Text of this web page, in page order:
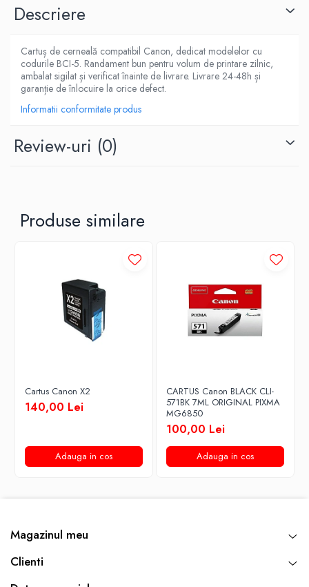
Descriere
Cartuș de cerneală compatibil Canon, dedicat modelelor cu
codurile BCI-5. Randament bun pentru volum de printare zilnic,
ambalat sigilat și verificat înainte de livrare. Livrare 24-48h și
garanție de înlocuire la orice defect.
Informatii conformitate produs
Review-uri (0)
Produse similare
Cartus Canon X2
140,00 Lei
Adauga in cos
CARTUS Canon BLACK CLI-
571BK 7ML ORIGINAL PIXMA
MG6850
100,00 Lei
Adauga in cos
Magazinul meu
Clienti